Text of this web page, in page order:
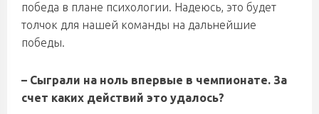
победа в плане психологии. Надеюсь, это будет
толчок для нашей команды на дальнейшие
победы.
– Сыграли на ноль впервые в чемпионате. За
счет каких действий это удалось?